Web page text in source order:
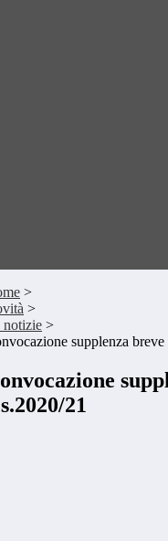
>
>
notizie >
supplenza
21